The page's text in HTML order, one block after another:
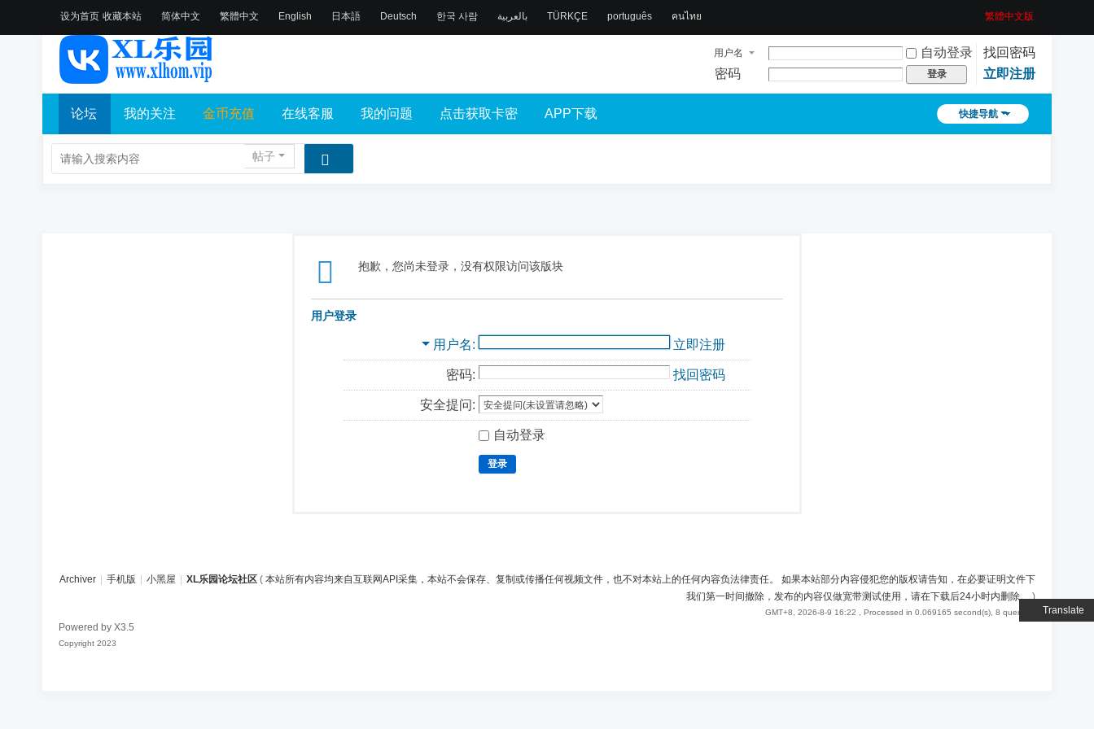
设为首页 收藏本站
Translate
简体中文 繁體中文 English 日本語 Deutsch 한국 사람 بالعربية TÜRKÇE português คนไทย 繁體中文版
用户名 自动登录
找回密码
密码
登录 立即注册
快捷导航
论坛 我的关注 金币充值 在线客服 我的问题 点击获取卡密 APP下载
帖子
抱歉，您尚未登录，没有权限访问该版块
用户登录
用户名 立即注册
密码: 找回密码
安全提问:
自动登录
登录
Archiver 手机版 小黑屋 XL乐园论坛社区 ( 本站所有内容均来自互联网API采集，本站不会保存、复制或传播任何视频文件，也不对本站上的任何内容负法律责任。 如果本站部分内容侵犯您的版权请告知，在必要证明文件下
我们第一时间撤除，发布的内容仅做宽带测试使用，请在下载后24小时内删除。)
GMT+8, 2026-8-9 16:22 , Processed in 0.069165 second(s), 8 queries .
Powered by X3.5
Copyright 2023